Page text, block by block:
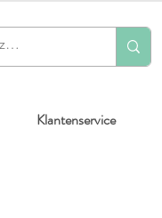
Klantenservice